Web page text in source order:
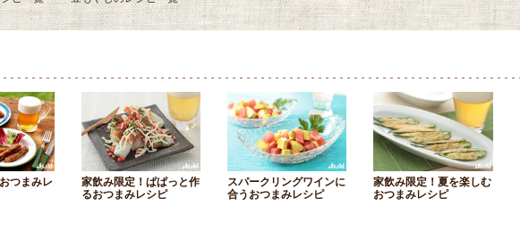
つまみレ
家飲み限定！ぱぱっと作
るおつまみレシピ
スパークリングワインに
合うおつまみレシピ
家飲み限定！夏を楽しむ
おつまみレシピ